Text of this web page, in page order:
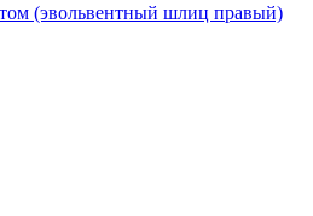
(эвольвентный шлиц правый)